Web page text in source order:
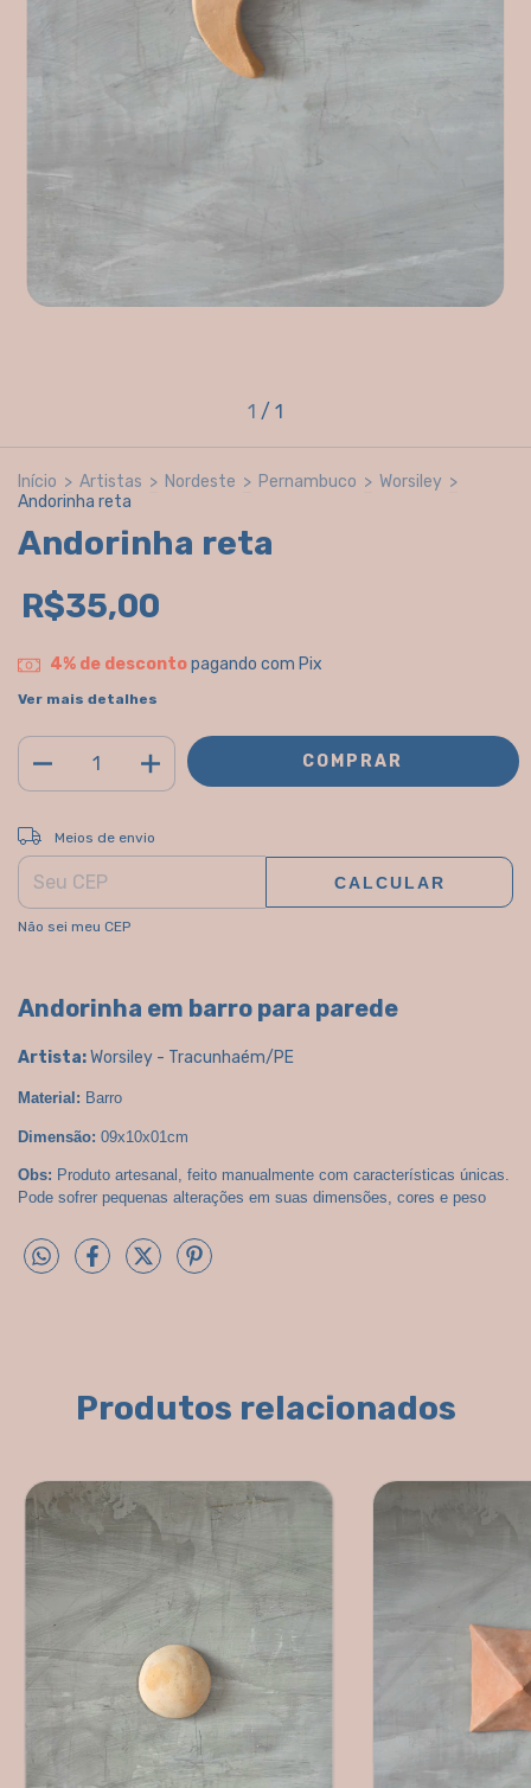
1 / 1
Início > Artistas > Nordeste > Pernambuco > Worsiley >
Andorinha reta
Andorinha reta
R$35,00
4% de descontopagando com Pix
Ver mais detalhes
Entregas para o CEP:
Meios de envio
CALCULAR
Não sei meu CEP
Andorinha em barro para parede
Artista:Worsiley - Tracunhaém/PE
Material: Barro
Dimensão: 09x10x01cm
Obs: Produto artesanal, feito manualmente com características únicas.
Pode sofrer pequenas alterações em suas dimensões, cores e peso
Produtos relacionados